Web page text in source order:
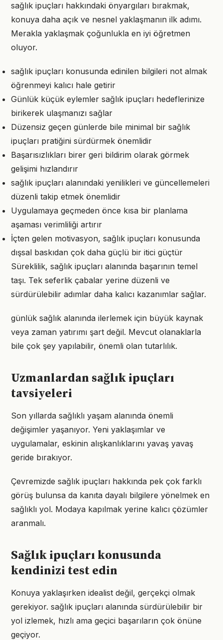
sağlık ipuçları hakkındaki önyargıları bırakmak,
konuya daha açık ve nesnel yaklaşmanın ilk adımı.
Merakla yaklaşmak çoğunlukla en iyi öğretmen
oluyor.
sağlık ipuçları konusunda edinilen bilgileri not almak
öğrenmeyi kalıcı hale getirir
Günlük küçük eylemler sağlık ipuçları hedeflerinize
birikerek ulaşmanızı sağlar
Düzensiz geçen günlerde bile minimal bir sağlık
ipuçları pratiğini sürdürmek önemlidir
Başarısızlıkları birer geri bildirim olarak görmek
gelişimi hızlandırır
sağlık ipuçları alanındaki yenilikleri ve güncellemeleri
düzenli takip etmek önemlidir
Uygulamaya geçmeden önce kısa bir planlama
aşaması verimliliği artırır
İçten gelen motivasyon, sağlık ipuçları konusunda
dışsal baskıdan çok daha güçlü bir itici güçtür
Süreklilik, sağlık ipuçları alanında başarının temel
taşı. Tek seferlik çabalar yerine düzenli ve
sürdürülebilir adımlar daha kalıcı kazanımlar sağlar.
günlük sağlık alanında ilerlemek için büyük kaynak
veya zaman yatırımı şart değil. Mevcut olanaklarla
bile çok şey yapılabilir, önemli olan tutarlılık.
Uzmanlardan sağlık ipuçları
tavsiyeleri
Son yıllarda sağlıklı yaşam alanında önemli
değişimler yaşanıyor. Yeni yaklaşımlar ve
uygulamalar, eskinin alışkanlıklarını yavaş yavaş
geride bırakıyor.
Çevremizde sağlık ipuçları hakkında pek çok farklı
görüş bulunsa da kanıta dayalı bilgilere yönelmek en
sağlıklı yol. Modaya kapılmak yerine kalıcı çözümler
aranmalı.
Sağlık ipuçları konusunda
kendinizi test edin
Konuya yaklaşırken idealist değil, gerçekçi olmak
gerekiyor. sağlık ipuçları alanında sürdürülebilir bir
yol izlemek, hızlı ama geçici başarıların çok önüne
geçiyor.